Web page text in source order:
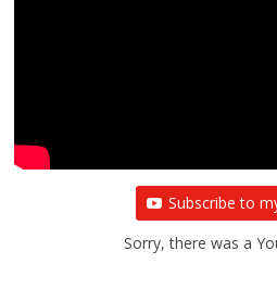
Subscribe to
Sorry, there was a